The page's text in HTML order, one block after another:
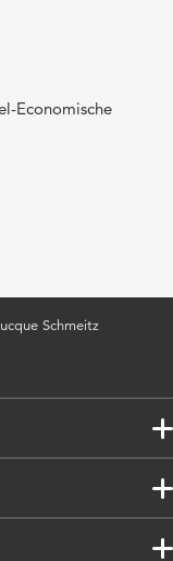
Economische
Schmeitz